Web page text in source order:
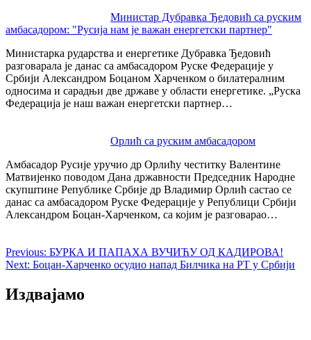
Министар Дубравка Ђедовић са руским
амбасадором: "Русија нам је важан енергетски партнер"
Министарка рударства и енергетике Дубравка Ђедовић
разговарала је данас са амбасадором Руске Федерације у
Србији Александром Боцаном Харченком о билатералним
односима и сарадњи две државе у области енергетике. „Руска
Федерација је наш важан енергетски партнер…
Орлић са руским амбасадором
Амбасадор Русије уручио др Орлићу честитку Валентине
Матвијенко поводом Дана државности Председник Народне
скупштине Републике Србије др Владимир Орлић састао се
данас са амбасадором Руске Федерације у Републици Србији
Александром Боцан-Харченком, са којим је разговарао…
Previous: БУРКА И ПАПАХА ВУЧИЋУ ОД КАДИРОВА!
Next: Боцан-Харченко осудио напад Билчика на РТ у Србији
Издвајамо